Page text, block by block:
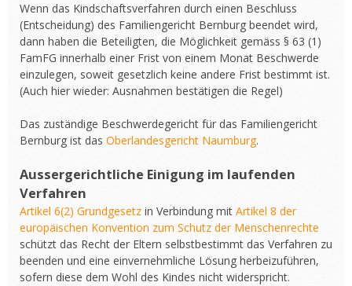
Wenn das Kindschaftsverfahren durch einen Beschluss
(Entscheidung) des Familiengericht Bernburg beendet wird,
dann haben die Beteiligten, die Möglichkeit gemäss § 63 (1)
FamFG innerhalb einer Frist von einem Monat Beschwerde
einzulegen, soweit gesetzlich keine andere Frist bestimmt ist.
(Auch hier wieder: Ausnahmen bestätigen die Regel)
Das zuständige Beschwerdegericht für das Familiengericht
Bernburg ist das Oberlandesgericht Naumburg.
Aussergerichtliche Einigung im laufenden
Verfahren
Artikel 6(2) Grundgesetz in Verbindung mit Artikel 8 der
europäischen Konvention zum Schutz der Menschenrechte
schützt das Recht der Eltern selbstbestimmt das Verfahren zu
beenden und eine einvernehmliche Lösung herbeizuführen,
sofern diese dem Wohl des Kindes nicht widerspricht.